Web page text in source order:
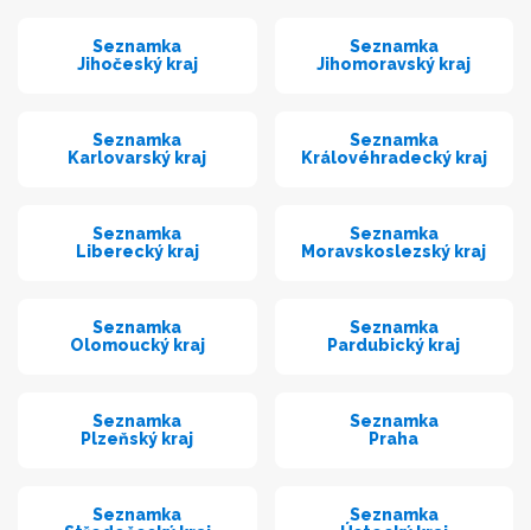
Seznamka
Jihočeský kraj
Seznamka
Jihomoravský kraj
Seznamka
Karlovarský kraj
Seznamka
Královéhradecký kraj
Seznamka
Liberecký kraj
Seznamka
Moravskoslezský kraj
Seznamka
Olomoucký kraj
Seznamka
Pardubický kraj
Seznamka
Plzeňský kraj
Seznamka
Praha
Seznamka
Seznamka